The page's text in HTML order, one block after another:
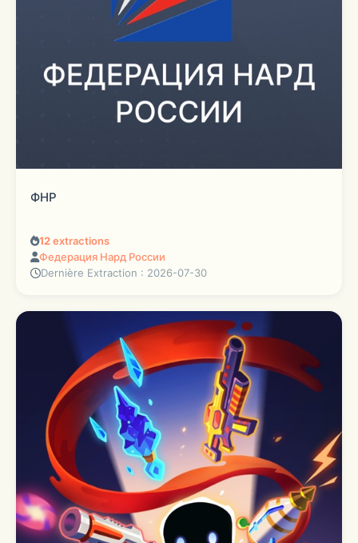
ФНР
12extractions
Федерация Нард России
Dernière Extraction : 2026-07-30